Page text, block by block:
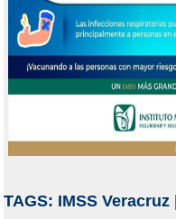
TAGS: IMSS Veracruz|